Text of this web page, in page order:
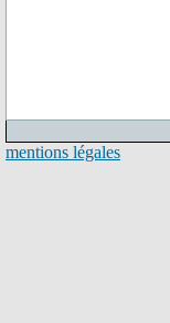
mentions légales